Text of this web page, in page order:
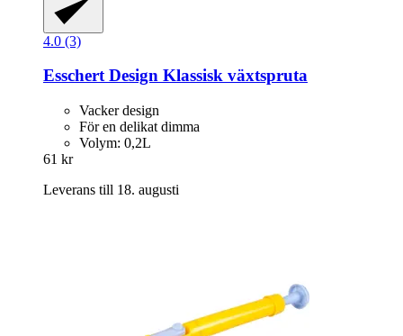
4.0 (3)
Esschert Design Klassisk växtspruta
Vacker design
För en delikat dimma
Volym: 0,2L
61 kr
Leverans till 18. augusti